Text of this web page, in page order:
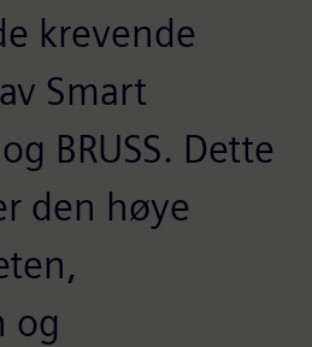
krevende
Smart
BRUSS. Dette
den høye
og